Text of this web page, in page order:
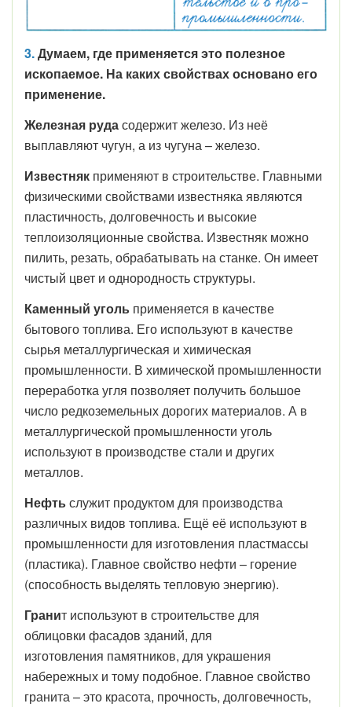
3.Думаем, где применяется это полезное
ископаемое. На каких свойствах основано его
применение.
Железная рудасодержит железо. Из неё
выплавляют чугун, а из чугуна – железо.
Известняк применяют в строительстве. Главными
физическими свойствами известняка являются
пластичность, долговечность и высокие
теплоизоляционные свойства. Известняк можно
пилить, резать, обрабатывать на станке. Он имеет
чистый цвет и однородность структуры.
Каменный уголь применяется в качестве
бытового топлива. Его используют в качестве
сырья металлургическая и химическая
промышленности. В химической промышленности
переработка угля позволяет получить большое
число редкоземельных дорогих материалов. А в
металлургической промышленности уголь
используют в производстве стали и других
металлов.
Нефтьслужит продуктом для производства
различных видов топлива. Ещё её используют в
промышленности для изготовления пластмассы
(пластика). Главное свойство нефти – горение
(способность выделять тепловую энергию).
Гранит используют в строительстве для
облицовки фасадов зданий, для
изготовления памятников, для украшения
набережных и тому подобное. Главное свойство
гранита – это красота, прочность, долговечность,